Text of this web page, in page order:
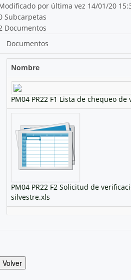
por última vez 14/01/20
Subcarpetas
Documentos
Documentos
Nombre
PM04 PR22 F1 Lista de chequeo
PM04 PR22 F2 Solicitud de
silvestre.xls
Volver